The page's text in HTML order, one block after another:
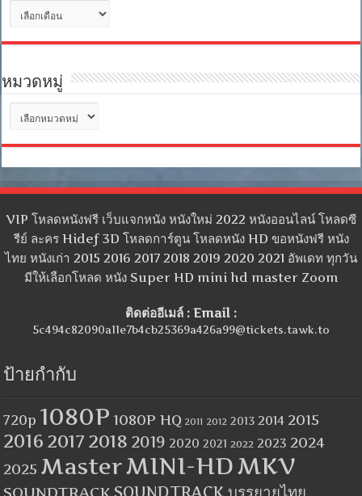
คลัง
เก็บ
หมวดหมู่
หมวด
หมู่
VIP โหลดหนังฟรี เว็บแจกหนัง หนังใหม่ 2022 หนังออนไลน์ โหลดซี
รีย์ ละคร Hidef 3D โหลดการ์ตูน โหลดหนัง HD ขอหนังฟรี หนัง
ไทย หนังเก่า 2015 2016 2017 2018 2019 2020 2021 อัพเดท ทุกวัน
มีให้เลือกโหลด หนัง Super HD mini hd master Zoom
ติดต่ออีเมล์ : Email :
5c494c82090a11e7b4cb25369a426a99@tickets.tawk.to
ป้ายกำกับ
720p 1080P 1080P HQ 2011 2012 2013 2014 2015
2016 2017 2018 2019 2020 2021 2022 2023 2024
2025 MasterMINI-HDMKV